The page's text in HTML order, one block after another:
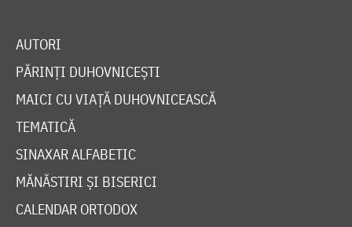
AUTORI
PĂRINȚI DUHOVNICEȘTI
MAICI CU VIAȚĂ DUHOVNICEASCĂ
TEMATICĂ
SINAXAR ALFABETIC
MĂNĂSTIRI ȘI BISERICI
CALENDAR ORTODOX